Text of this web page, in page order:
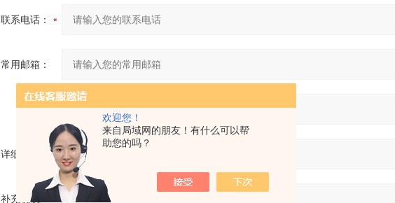
欢迎您！
来自局域网的朋友！有什么可以帮
助您的吗？
联系电话：
常用邮箱：
省份：
详细地址：
补充说明：